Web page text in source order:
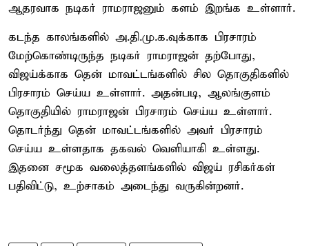
ஆதரவாக நடிகர் ராமராஜனும் களம் இறங்க உள்ளார்.
கடந்த காலங்களில் அ.தி.மு.க.வுக்காக பிரசாரம்
மேற்கொண்டிருந்த நடிகர் ராமராஜன் தற்போது,
விஜய்க்காக தென் மாவட்டங்களில் சில தொகுதிகளில்
பிரசாரம் செய்ய உள்ளார். அதன்படி, ஆலங்குளம்
தொகுதியில் ராமராஜன் பிரசாரம் செய்ய உள்ளார்.
தொடர்ந்து தென் மாவட்டங்களில் அவர் பிரசாரம்
செய்ய உள்ளதாக தகவல் வெளியாகி உள்ளது.
இதனை சமூக வலைத்தளங்களில் விஜய் ரசிகர்கள்
பதிவிட்டு, உற்சாகம் அடைந்து வருகின்றனர்.